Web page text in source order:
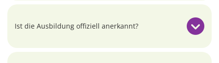
Ist die Ausbildung offiziell anerkannt?